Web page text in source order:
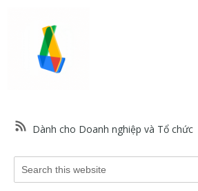
content
web
hỗ
trợ
Google
Dành cho Doanh nghiệp và Tổ chức
Search
this